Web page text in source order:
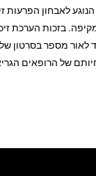
לאבחון הפרעות
בזכות הערכת
לאור מספר בסרטון
של הרופאים